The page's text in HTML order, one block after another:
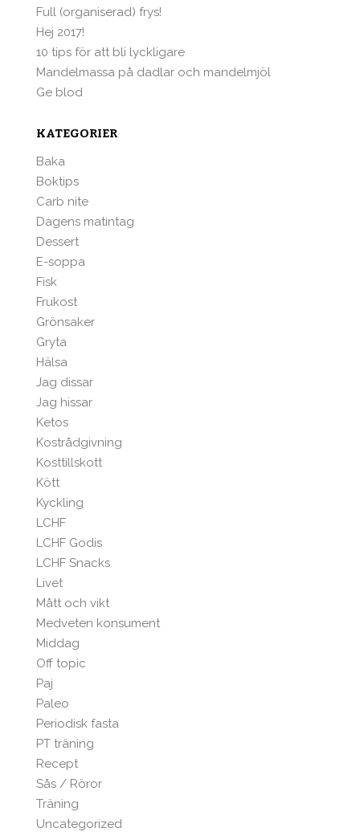
Full (organiserad) frys!
Hej 2017!
10 tips för att bli lyckligare
Mandelmassa på dadlar och mandelmjöl
Ge blod
KATEGORIER
Baka
Boktips
Carb nite
Dagens matintag
Dessert
E-soppa
Fisk
Frukost
Grönsaker
Gryta
Hälsa
Jag dissar
Jag hissar
Ketos
Kostrådgivning
Kosttillskott
Kött
Kyckling
LCHF
LCHF Godis
LCHF Snacks
Livet
Mått och vikt
Medveten konsument
Middag
Off topic
Paj
Paleo
Periodisk fasta
PT träning
Recept
Sås / Röror
Träning
Uncategorized